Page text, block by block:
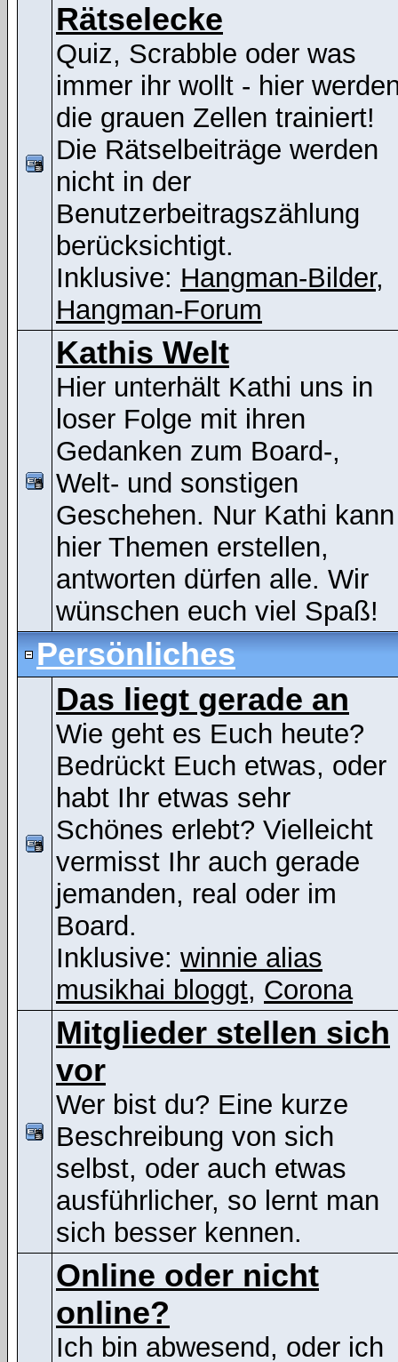
Rätselecke
Quiz, Scrabble oder was
immer ihr wollt - hier
die grauen Zellen trainiert!
Die Rätselbeiträge werden
nicht in der
Benutzerbeitragszählung
berücksichtigt.
Inklusive: Hangman-Bilder,
Hangman-Forum
Kathis Welt
Hier unterhält Kathi uns in
loser Folge mit ihren
Gedanken zum Board-,
Welt- und sonstigen
Geschehen. Nur Kathi kann
hier Themen erstellen,
antworten dürfen alle. Wir
wünschen euch viel Spaß!
Persönliches
Das liegt gerade an
Wie geht es Euch heute?
Bedrückt Euch etwas, oder
habt Ihr etwas sehr
Schönes erlebt? Vielleicht
vermisst Ihr auch gerade
jemanden, real oder im
Board.
Inklusive: winnie alias
musikhai bloggt, Corona
Mitglieder stellen sich
vor
Wer bist du? Eine kurze
Beschreibung von sich
selbst, oder auch etwas
ausführlicher, so lernt man
sich besser kennen.
Online oder nicht
online?
Ich bin abwesend, oder ich